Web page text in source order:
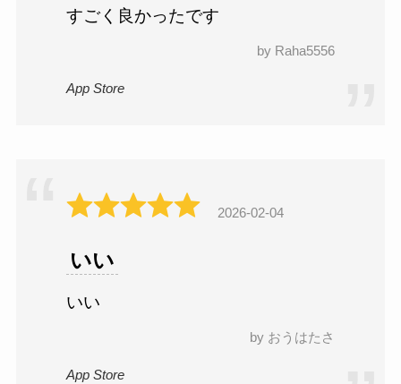
すごく良かったです
by Raha5556
App Store
2026-02-04
いい
いい
by おうはたさ
App Store